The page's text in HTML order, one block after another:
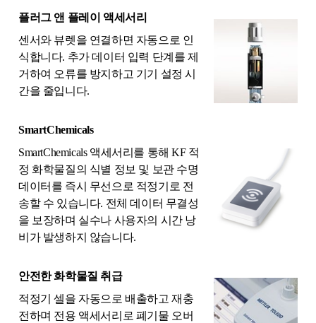
플러그 앤 플레이 액세서리
센서와 뷰렛을 연결하면 자동으로 인
식합니다. 추가 데이터 입력 단계를 제
거하여 오류를 방지하고 기기 설정 시
간을 줄입니다.
SmartChemicals
SmartChemicals 액세서리를 통해 KF 적
정 화학물질의 식별 정보 및 보관 수명
데이터를 즉시 무선으로 적정기로 전
송할 수 있습니다. 전체 데이터 무결성
을 보장하며 실수나 사용자의 시간 낭
비가 발생하지 않습니다.
안전한 화학물질 취급
적정기 셀을 자동으로 배출하고 재충
전하며 전용 액세서리로 폐기물 오버